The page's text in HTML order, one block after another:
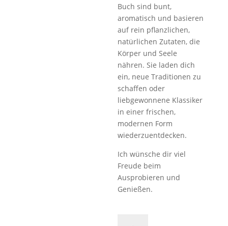
Buch sind bunt,
aromatisch und basieren
auf rein pflanzlichen,
natürlichen Zutaten, die
Körper und Seele
nähren. Sie laden dich
ein, neue Traditionen zu
schaffen oder
liebgewonnene Klassiker
in einer frischen,
modernen Form
wiederzuentdecken.
Ich wünsche dir viel
Freude beim
Ausprobieren und
Genießen.